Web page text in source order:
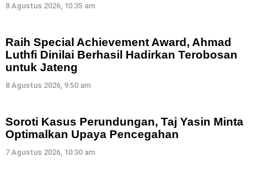
8 Agustus 2026, 10:35 am
Raih Special Achievement Award, Ahmad
Luthfi Dinilai Berhasil Hadirkan Terobosan
untuk Jateng
8 Agustus 2026, 9:50 am
Soroti Kasus Perundungan, Taj Yasin Minta
Optimalkan Upaya Pencegahan
7 Agustus 2026, 10:30 am